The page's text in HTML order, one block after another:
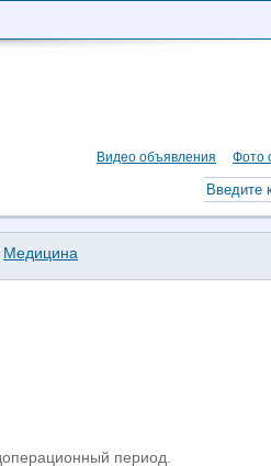
Видео объявления Фото
Медицина
период.